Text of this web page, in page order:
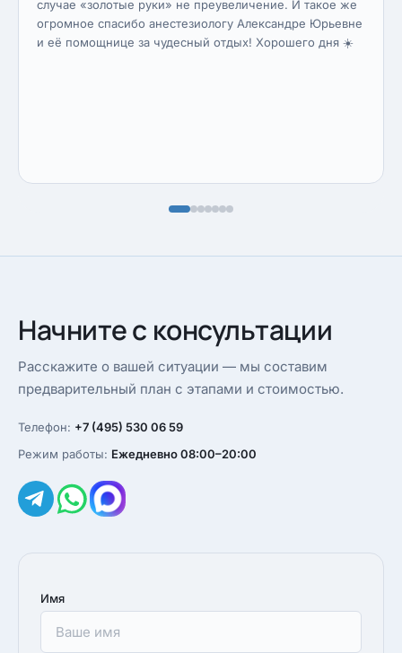
случае «золотые руки» не преувеличение. И такое же
огромное спасибо анестезиологу Александре Юрьевне
и её помощнице за чудесный отдых! Хорошего дня ☀️
Начните с консультации
Расскажите о вашей ситуации — мы составим
предварительный план с этапами и стоимостью.
Телефон: +7 (495) 530 06 59
Режим работы: Ежедневно 08:00–20:00
Имя